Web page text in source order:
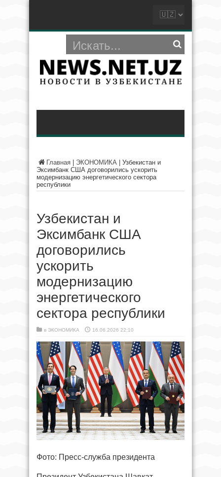
Главная ЭКОНОМИКА
Узбекистан и
Эксимбанк США договорились ускорить
модернизацию энергетического сектора
республики
Узбекистан и
Эксимбанк США
договорились
ускорить
модернизацию
энергетического
сектора республики
в ЭКОНОМИКА 16.06.2026 22:10
Фото: Пресс-служба президента